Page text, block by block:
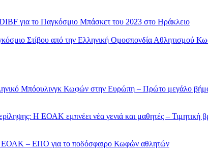
για το Παγκόσμιο Μπάσκετ του 2023 στο Ηράκλειο
Στίβου από την Ελληνική Ομοσπονδία Αθλητισμού
Μπόουλινγκ Κωφών στην Ευρώπη – Πρώτο μεγάλο
Η ΕΟΑΚ εμπνέει νέα γενιά και μαθητές –
ΕΟΑΚ – ΕΠΟ για το ποδόσφαιρο Κωφών αθλητών